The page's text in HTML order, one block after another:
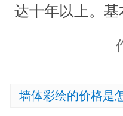
达十年以上。
墙体彩绘的价格是